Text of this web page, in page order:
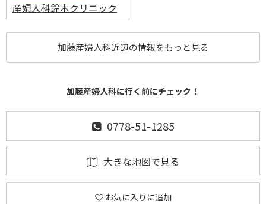
産婦人科鈴木クリニック
加藤産婦人科近辺の情報をもっと見る
加藤産婦人科に行く前にチェック！
0778-51-1285
大きな地図で見る
お気に入りに追加